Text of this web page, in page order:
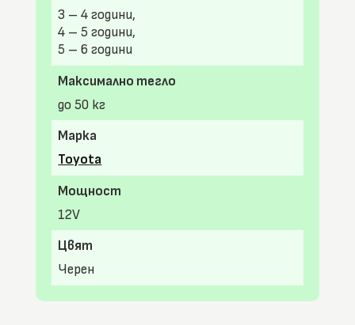
3 – 4 години,
4 – 5 години,
5 – 6 години
Максимално тегло
до 50 кг
Марка
Toyota
Мощност
12V
Цвят
Черен